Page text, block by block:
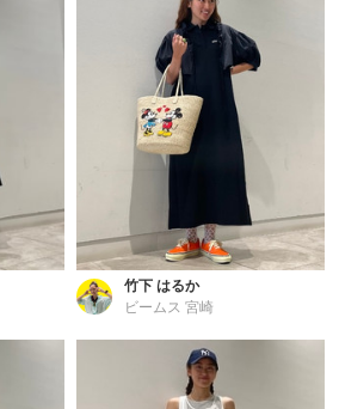
竹下 はるか
ビームス 宮崎